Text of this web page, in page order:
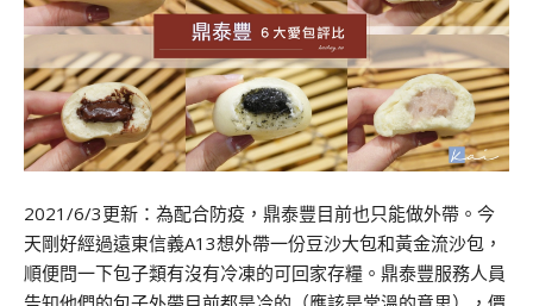
2021/6/3更新：為配合防疫，鼎泰豐目前也只能做外帶。今
天剛好經過遠東信義A13想外帶一份豆沙大包和黃金流沙包，
順便問一下包子類有沒有冷凍的可回家存糧。鼎泰豐服務人員